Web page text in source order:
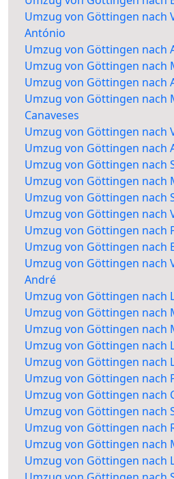
Umzug von Göttingen nach
António
Umzug von Göttingen nach
Umzug von Göttingen nach
Umzug von Göttingen nach
Umzug von Göttingen nach
Canaveses
Umzug von Göttingen nach
Umzug von Göttingen nach
Umzug von Göttingen nach
Umzug von Göttingen nach
Umzug von Göttingen nach
Umzug von Göttingen nach
Umzug von Göttingen nach
Umzug von Göttingen nach
Umzug von Göttingen nach
André
Umzug von Göttingen nach
Umzug von Göttingen nach
Umzug von Göttingen nach
Umzug von Göttingen nach
Umzug von Göttingen nach
Umzug von Göttingen nach
Umzug von Göttingen nach
Umzug von Göttingen nach
Umzug von Göttingen nach
Umzug von Göttingen nach
Umzug von Göttingen nach